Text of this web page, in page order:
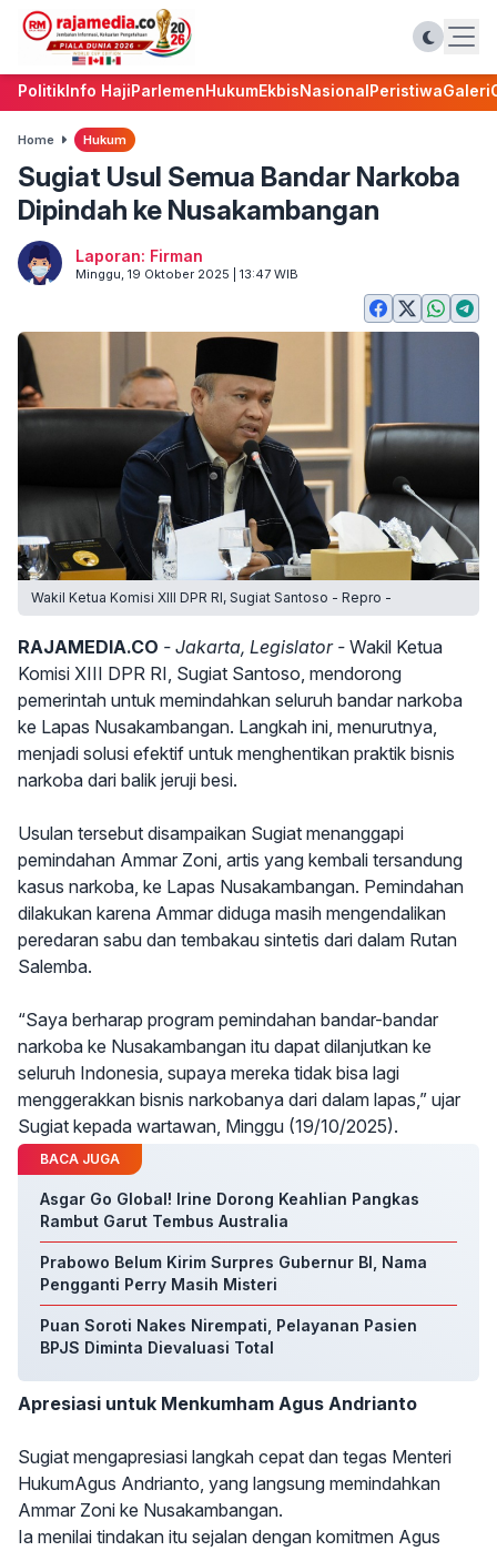
PolitikInfo HajiParlemenHukumEkbisNasionalPeristiwaGaleri
Home Hukum
Sugiat Usul Semua Bandar Narkoba
Dipindah ke Nusakambangan
Laporan: Firman
Minggu, 19 Oktober 2025 | 13:47 WIB
Wakil Ketua Komisi XIII DPR RI, Sugiat Santoso - Repro -
RAJAMEDIA.CO - Jakarta, Legislator - Wakil Ketua
Komisi XIII DPR RI, Sugiat Santoso, mendorong
pemerintah untuk memindahkan seluruh bandar narkoba
ke Lapas Nusakambangan. Langkah ini, menurutnya,
menjadi solusi efektif untuk menghentikan praktik bisnis
narkoba dari balik jeruji besi.
Usulan tersebut disampaikan Sugiat menanggapi
pemindahan Ammar Zoni, artis yang kembali tersandung
kasus narkoba, ke Lapas Nusakambangan. Pemindahan
dilakukan karena Ammar diduga masih mengendalikan
peredaran sabu dan tembakau sintetis dari dalam Rutan
Salemba.
“Saya berharap program pemindahan bandar-bandar
narkoba ke Nusakambangan itu dapat dilanjutkan ke
seluruh Indonesia, supaya mereka tidak bisa lagi
menggerakkan bisnis narkobanya dari dalam lapas,” ujar
Sugiat kepada wartawan, Minggu (19/10/2025).
BACA JUGA
Asgar Go Global! Irine Dorong Keahlian Pangkas
Rambut Garut Tembus Australia
Prabowo Belum Kirim Surpres Gubernur BI, Nama
Pengganti Perry Masih Misteri
Puan Soroti Nakes Nirempati, Pelayanan Pasien
BPJS Diminta Dievaluasi Total
Apresiasi untuk Menkumham Agus Andrianto
Sugiat mengapresiasi langkah cepat dan tegas Menteri
HukumAgus Andrianto, yang langsung memindahkan
Ammar Zoni ke Nusakambangan.
Ia menilai tindakan itu sejalan dengan komitmen Agus